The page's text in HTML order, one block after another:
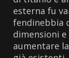
esterna fu
fendinebbia
dimensioni
aumentare